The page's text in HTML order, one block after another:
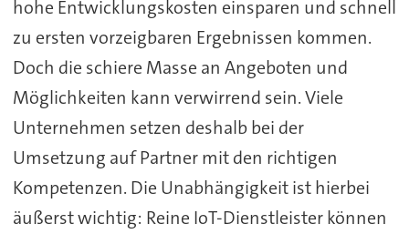
hohe Entwicklungskosten einsparen und schnell
zu ersten vorzeigbaren Ergebnissen kommen.
Doch die schiere Masse an Angeboten und
Möglichkeiten kann verwirrend sein. Viele
Unternehmen setzen deshalb bei der
Umsetzung auf Partner mit den richtigen
Kompetenzen. Die Unabhängigkeit ist hierbei
äußerst wichtig: Reine IoT-Dienstleister können